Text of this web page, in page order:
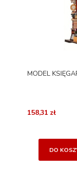
MODEL
158,31 zł
DO